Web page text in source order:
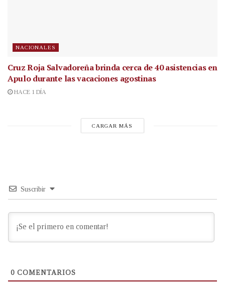
NACIONALES
Cruz Roja Salvadoreña brinda cerca de 40 asistencias en
Apulo durante las vacaciones agostinas
HACE 1 DÍA
CARGAR MÁS
Suscribir
0 COMENTARIOS